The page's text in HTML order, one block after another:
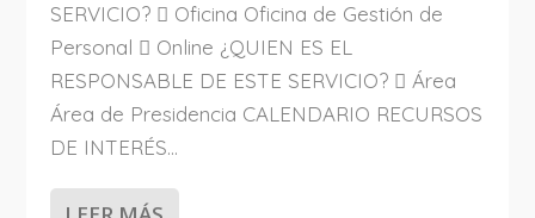
SERVICIO?  Oficina Oficina de Gestión de
Personal  Online ¿QUIEN ES EL
RESPONSABLE DE ESTE SERVICIO?  Área
Área de Presidencia CALENDARIO RECURSOS
DE INTERÉS...